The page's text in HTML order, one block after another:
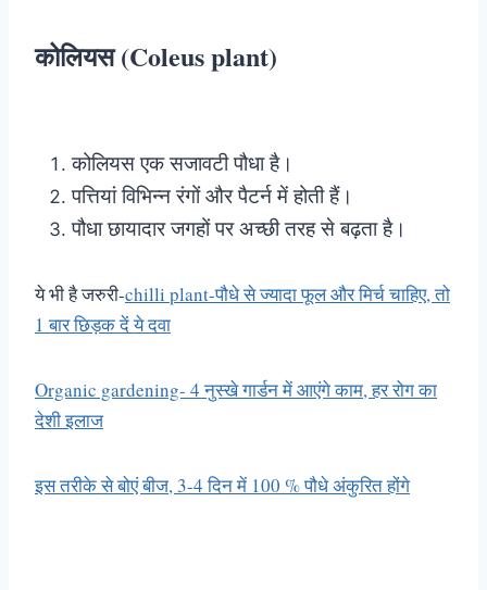
कोलियस (Coleus plant)
कोलियस एक सजावटी पौधा है।
पत्तियां विभिन्न रंगों और पैटर्न में होती हैं।
पौधा छायादार जगहों पर अच्छी तरह से बढ़ता है।
ये भी है जरुरी-chilli plant-पौधे से ज्यादा फूल और मिर्च चाहिए, तो
1 बार छिड़क दें ये दवा
Organic gardening- 4 नुस्खे गार्डन में आएंगे काम, हर रोग का
देशी इलाज
इस तरीके से बोएं बीज, 3-4 दिन में 100 % पौधे अंकुरित होंगे